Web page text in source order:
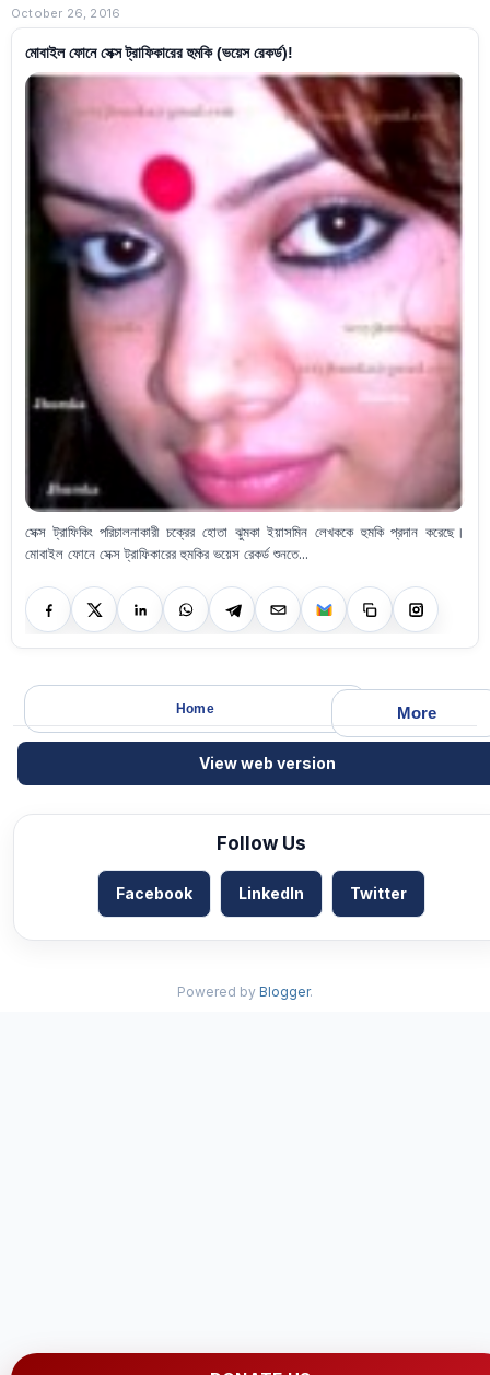
October 26, 2016
মোবাইল ফোনে সেক্স ট্রাফিকারের হুমকি (ভয়েস রেকর্ড)!
সেক্স ট্রাফিকিং পরিচালনাকারী চক্রের হোতা ঝুমকা ইয়াসমিন লেখককে হুমকি প্রদান করেছে।
মোবাইল ফোনে সেক্স ট্রাফিকারের হুমকির ভয়েস রেকর্ড শুনতে...
More
Home
View web version
Follow Us
Facebook LinkedIn Twitter
Powered by Blogger.